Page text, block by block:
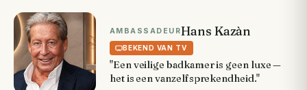
AMBASSADEURHans Kazàn
BEKEND VAN TV
"Een veilige badkamer is geen luxe —
het is een vanzelfsprekendheid."